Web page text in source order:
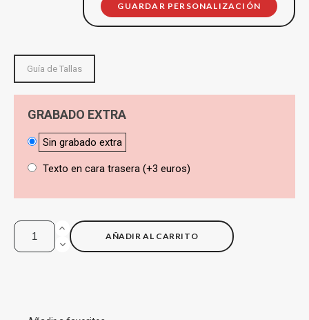
GUARDAR PERSONALIZACIÓN
Guía de Tallas
GRABADO EXTRA
Sin grabado extra
Texto en cara trasera (+3 euros)
AÑADIR AL CARRITO